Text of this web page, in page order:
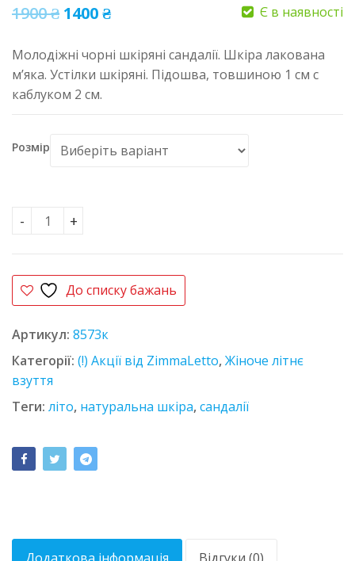
1900₴ Оригінальна
1900 ₴.
1400₴Поточна
1400 ₴.
Є в наявності
Молодіжні чорні шкіряні сандалії. Шкіра лакована
м’яка. Устілки шкіряні. Підошва, товшиною 1 см с
каблуком 2 см.
Розмір
Сандалії шкіряні лакові Arietti 4308 чорні кількість
До списку бажань
Артикул: 8573к
Категорії: (!) Акції від ZimmaLetto,Жіноче літнє
взуття
Теги: літо, натуральна шкіра,сандалії